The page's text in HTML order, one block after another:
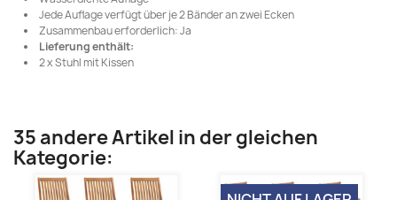
Jede Auflage verfügt über je 2 Bänder an zwei Ecken
Zusammenbau erforderlich: Ja
Lieferung enthält:
2 x Stuhl mit Kissen
35 andere Artikel in der gleichen
Kategorie: